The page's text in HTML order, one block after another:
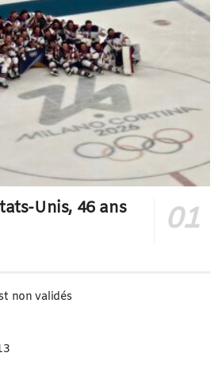
Unis, 46 ans
non validés